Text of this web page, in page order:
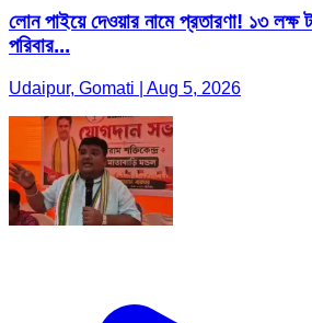
লোন পাইয়ে দেওয়ার নামে প্রতারণা! ১৩ লক্ষ
পরিবার...
Udaipur, Gomati | Aug 5, 2026